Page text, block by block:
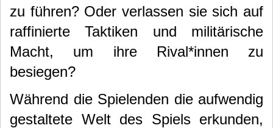
zu führen? Oder verlassen sie sich auf
raffinierte Taktiken und militärische
Macht, um ihre Rival*innen zu
besiegen?
Während die Spielenden die aufwendig
gestaltete Welt des Spiels erkunden,